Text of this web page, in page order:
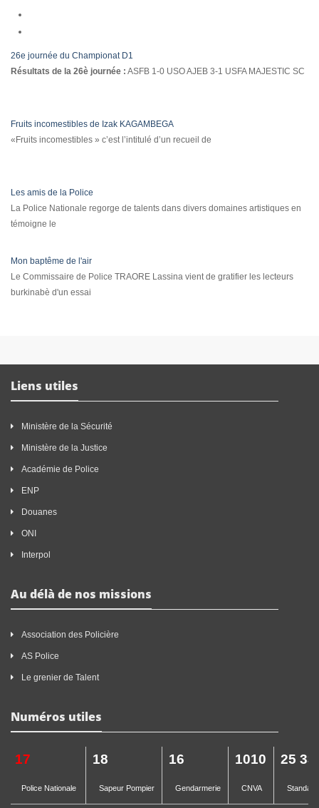
26e journée du Championat D1
Résultats de la 26è journée : ASFB 1-0 USO AJEB 3-1 USFA MAJESTIC SC
Fruits incomestibles de Izak KAGAMBEGA
«Fruits incomestibles » c’est l’intitulé d’un recueil de
Les amis de la Police
La Police Nationale regorge de talents dans divers domaines artistiques en
témoigne le
Mon baptême de l'air
Le Commissaire de Police TRAORE Lassina vient de gratifier les lecteurs
burkinabè d'un essai
Liens utiles
Ministère de la Sécurité
Ministère de la Justice
Académie de Police
ENP
Douanes
ONI
Interpol
Au délà de nos missions
Association des Policière
AS Police
Le grenier de Talent
Numéros utiles
17
Police Nationale
18
Sapeur Pompier
16
Gendarmerie
1010
CNVA
25 33